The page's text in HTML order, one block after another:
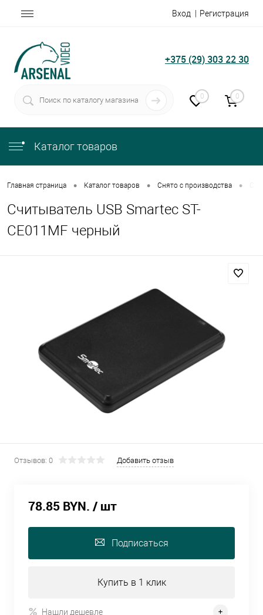
Вход Регистрация
+375 (29) 303 22 30
0 0
Каталог товаров
Главная страница • Каталог товаров • Снято с производства •
Считыватель USB Smartec ST-
CE011MF черный
Отзывов: 0 Добавить отзыв
78.85 BYN. / шт
Подписаться
Купить в 1 клик
Нашли дешевле